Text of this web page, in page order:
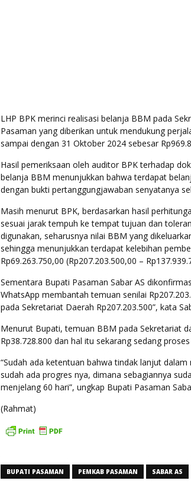
LHP BPK merinci realisasi belanja BBM pada
Pasaman yang diberikan untuk mendukung
sampai dengan 31 Oktober 2024 sebesar
Hasil pemeriksaan oleh auditor BPK terhadap
belanja BBM menunjukkan bahwa terdapat
dengan bukti pertanggungjawaban senyatanya
Masih menurut BPK, berdasarkan hasil
sesuai jarak tempuh ke tempat tujuan dan
digunakan, seharusnya nilai BBM yang
sehingga menunjukkan terdapat kelebihan
Rp69.263.750,00 (Rp207.203.500,00 –
Sementara Bupati Pasaman Sabar AS
WhatsApp membantah temuan senilai
pada Sekretariat Daerah Rp207.203.500”, kata
Menurut Bupati, temuan BBM pada Sekretariat
Rp38.728.800 dan hal itu sekarang sedang
“Sudah ada ketentuan bahwa tindak lanjut
sudah ada progres nya, dimana sebagiannya
menjelang 60 hari”, ungkap Bupati Pasaman
(Rahmat)
BUPATI PASAMAN PEMKAB PASAMAN SABAR AS